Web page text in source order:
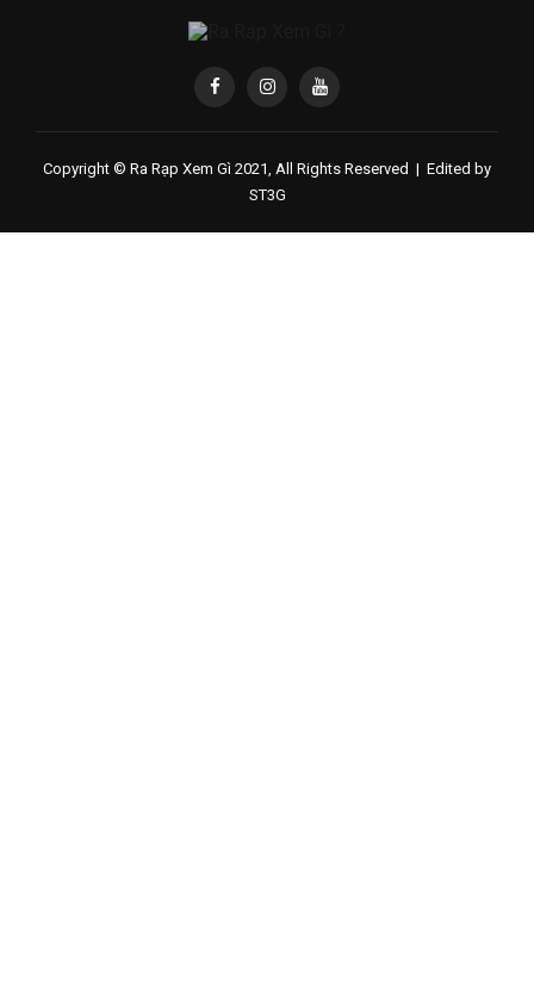
Copyright © Ra Rạp Xem Gì 2021, All Rights Reserved | Edited by
ST3G